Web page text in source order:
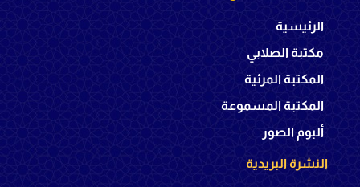
الرئيسية
مكتبة الصلابي
المكتبة المرئية
المكتبة المسموعة
ألبوم الصور
النشرة البريدية